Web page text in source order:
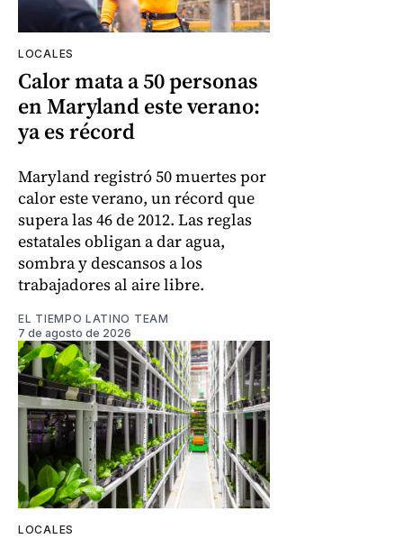
LOCALES
Calor mata a 50 personas
en Maryland este verano:
ya es récord
Maryland registró 50 muertes por
calor este verano, un récord que
supera las 46 de 2012. Las reglas
estatales obligan a dar agua,
sombra y descansos a los
trabajadores al aire libre.
EL TIEMPO LATINO TEAM
7 de agosto de 2026
LOCALES